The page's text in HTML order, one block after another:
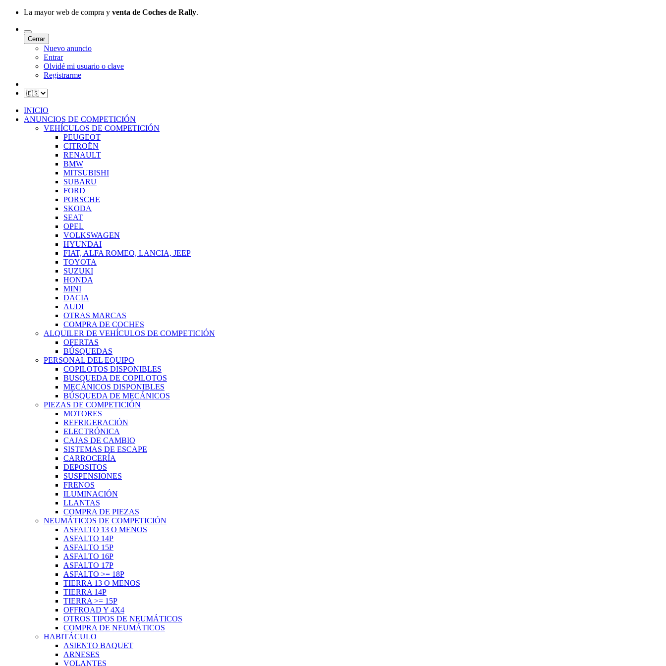
La mayor web de compra y venta de Coches de Rally.
Cerrar
Nuevo anuncio
Entrar
Olvidé mi usuario o clave
Registrarme
INICIO
ANUNCIOS DE COMPETICIÓN
VEHÍCULOS DE COMPETICIÓN
PEUGEOT
CITROËN
RENAULT
BMW
MITSUBISHI
SUBARU
FORD
PORSCHE
SKODA
SEAT
OPEL
VOLKSWAGEN
HYUNDAI
FIAT, ALFA ROMEO, LANCIA, JEEP
TOYOTA
SUZUKI
HONDA
MINI
DACIA
AUDI
OTRAS MARCAS
COMPRA DE COCHES
ALQUILER DE VEHÍCULOS DE COMPETICIÓN
OFERTAS
BÚSQUEDAS
PERSONAL DEL EQUIPO
COPILOTOS DISPONIBLES
BUSQUEDA DE COPILOTOS
MECÁNICOS DISPONIBLES
BÚSQUEDA DE MECÁNICOS
PIEZAS DE COMPETICIÓN
MOTORES
REFRIGERACIÓN
ELECTRÓNICA
CAJAS DE CAMBIO
SISTEMAS DE ESCAPE
CARROCERÍA
DEPOSITOS
SUSPENSIONES
FRENOS
ILUMINACIÓN
LLANTAS
COMPRA DE PIEZAS
NEUMÁTICOS DE COMPETICIÓN
ASFALTO 13 O MENOS
ASFALTO 14P
ASFALTO 15P
ASFALTO 16P
ASFALTO 17P
ASFALTO >= 18P
TIERRA 13 O MENOS
TIERRA 14P
TIERRA >= 15P
OFFROAD Y 4X4
OTROS TIPOS DE NEUMÁTICOS
COMPRA DE NEUMÁTICOS
HABITÁCULO
ASIENTO BAQUET
ARNESES
VOLANTES